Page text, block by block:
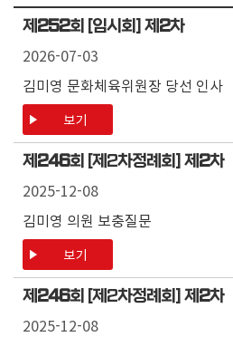
진
제 252회 [임시회] 제 2차
2026-07-03
김미영 문화체육위원장 당선 인사
보기
제 246회 [제2차정례회] 제 2차
2025-12-08
김미영 의원 보충질문
보기
제 246회 [제2차정례회] 제 2차
2025-12-08